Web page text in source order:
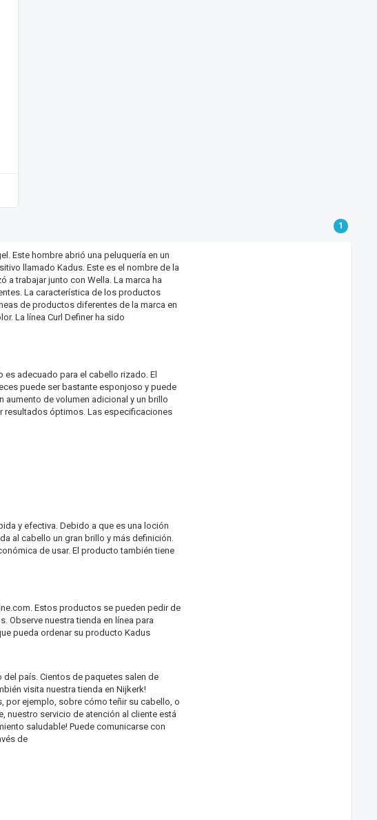
1
Este hombre abrió una peluquería en un
llamado Kadus. Este es el nombre de la
a trabajar junto con Wella. La marca ha
La característica de los productos
de productos diferentes de la marca en
La línea Curl Definer ha sido
adecuado para el cabello rizado. El
puede ser bastante esponjoso y puede
aumento de volumen adicional y un brillo
resultados óptimos. Las especificaciones
y efectiva. Debido a que es una loción
al cabello un gran brillo y más definición.
de usar. El producto también tiene
Estos productos se pueden pedir de
Observe nuestra tienda en línea para
pueda ordenar su producto Kadus
país. Cientos de paquetes salen de
visita nuestra tienda en Nijkerk!
por ejemplo, sobre cómo teñir su cabello, o
nuestro servicio de atención al cliente está
saludable! Puede comunicarse con
de